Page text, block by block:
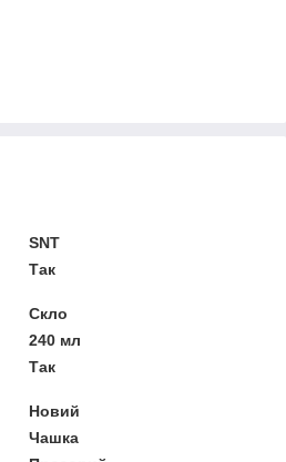
SNT
Так
Скло
240 мл
Так
Новий
Чашка